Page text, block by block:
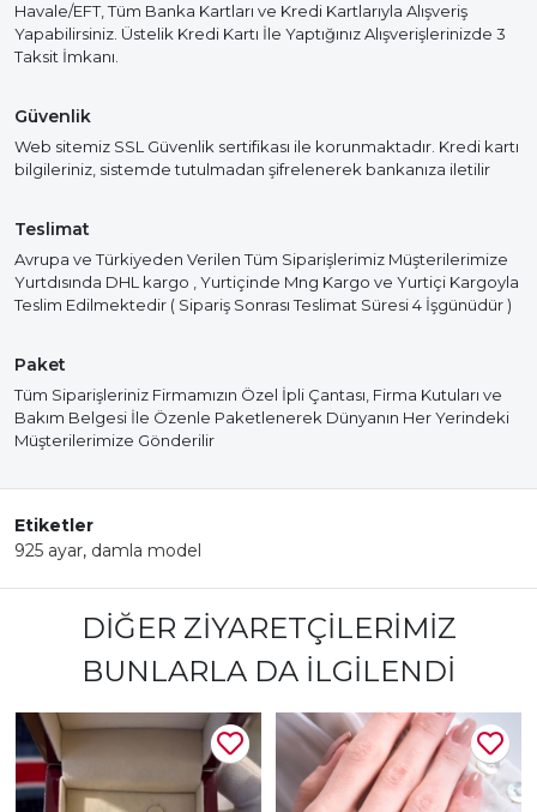
Havale/EFT, Tüm Banka Kartları ve Kredi Kartlarıyla Alışveriş
Yapabilirsiniz. Üstelik Kredi Kartı İle Yaptığınız Alışverişlerinizde 3
Taksit İmkanı.
Güvenlik
Web sitemiz SSL Güvenlik sertifikası ile korunmaktadır. Kredi kartı
bilgileriniz, sistemde tutulmadan şifrelenerek bankanıza iletilir
Teslimat
Avrupa ve Türkiyeden Verilen Tüm Siparişlerimiz Müşterilerimize
Yurtdısında DHL kargo , Yurtiçinde Mng Kargo ve Yurtiçi Kargoyla
Teslim Edilmektedir ( Sipariş Sonrası Teslimat Süresi 4 İşgünüdür )
Paket
Tüm Siparişleriniz Firmamızın Özel İpli Çantası, Firma Kutuları ve
Bakım Belgesi İle Özenle Paketlenerek Dünyanın Her Yerindeki
Müşterilerimize Gönderilir
Etiketler
925 ayar, damla model
DIĞER ZIYARETÇILERIMIZ
BUNLARLA DA İLGILENDI